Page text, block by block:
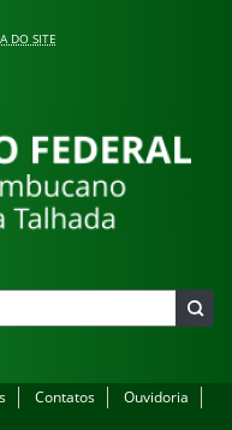
DO SITE
Talhada
Contatos
Ouvidoria